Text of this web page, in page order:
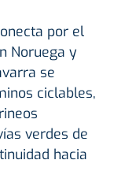
por el
Noruega y
se
ciclables,
verdes de
hacia